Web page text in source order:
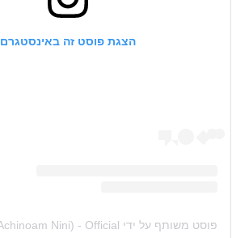
הצגת פוסט זה באינסטגרם
פוסט משותף על ידי ‏‎Noa (Achinoam Nini) - Official‎‏ (@‏‎noa_nini‎‏)